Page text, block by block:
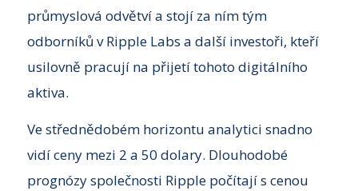
průmyslová odvětví a stojí za ním tým
odborníků v Ripple Labs a další investoři, kteří
usilovně pracují na přijetí tohoto digitálního
aktiva.
Ve střednědobém horizontu analytici snadno
vidí ceny mezi 2 a 50 dolary. Dlouhodobé
prognózy společnosti Ripple počítají s cenou